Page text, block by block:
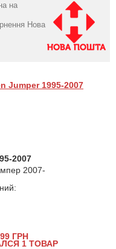
на
Нова
Jumper 1995-2007
2007
2007-
ГРН
1 ТОВАР